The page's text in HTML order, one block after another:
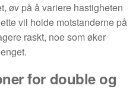
øv på å variere hastigheten
vil holde motstanderne på
raskt, noe som øker
for double og